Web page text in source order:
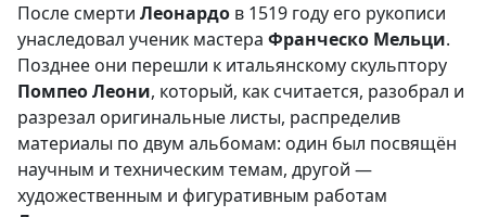
После смерти Леонардо в 1519 году его рукописи
унаследовал ученик мастера Франческо Мельци.
Позднее они перешли к итальянскому скульптору
ПомпеоЛеони, который, как считается, разобрал и
разрезал оригинальные листы, распределив
материалы по двум альбомам: один был посвящён
научным и техническим темам, другой —
художественным и фигуративным работам